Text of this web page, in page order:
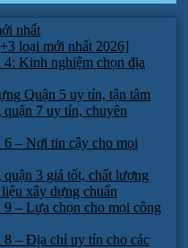
nhất
loại mới nhất 2026]
Kinh nghiệm chọn địa
Quận 5 uy tín, tận tâm
7 uy tín, chuyên
6 – Nơi tin cậy cho mọi
3 giá tốt, chất lượng
xây dựng chuẩn
– Lựa chọn cho mọi công
8 – Địa chỉ uy tín cho các